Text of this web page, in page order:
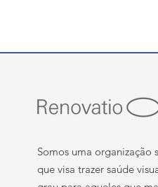
Somos uma organização
que visa trazer saúde